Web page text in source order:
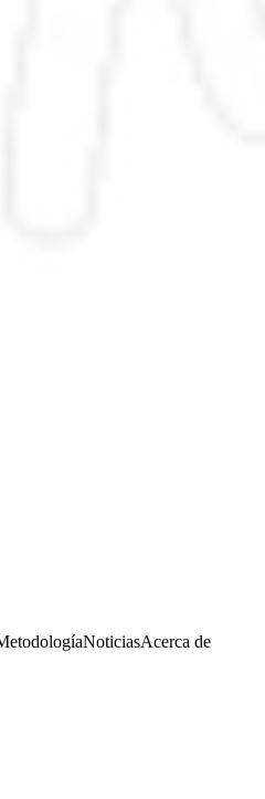
NoticiasAcerca de